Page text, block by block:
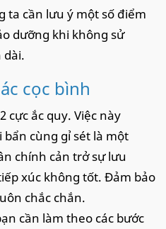
ta cần lưu ý một số điểm
dưỡng khi không sử
dài.
cọc bình
cực ắc quy. Việc này
cùng gỉ sét là một
chính cản trở sự lưu
xúc không tốt. Đảm bảo
chắc chắn.
cần làm theo các bước